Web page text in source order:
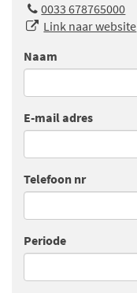
0033 678765000
Link naar website
Naam
E-mail adres
Telefoon nr
Periode